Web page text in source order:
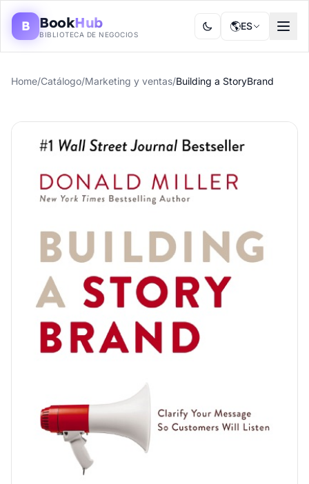
B BookHub
BIBLIOTECA DE NEGOCIOS
🌎ES
Home/Catálogo/Marketing y ventas/Building a StoryBrand